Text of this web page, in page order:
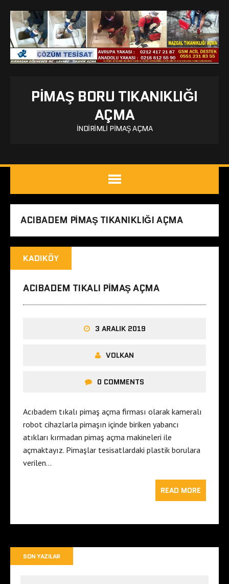
PIMAŞ BORU TIKANIKLIĞI
AÇMA
İNDIRIMLI PIMAŞ AÇMA
ACIBADEM PIMAŞ TIKANIKLIĞI AÇMA
KADIKÖY
ACIBADEM TIKALI PIMAŞ AÇMA
3 ARALIK 2019
VOLKAN
0 COMMENTS
Acıbadem tıkalı pimaş açma firması olarak kameralı
robot cihazlarla pimaşın içinde biriken yabancı
atıkları kırmadan pimaş açma makineleri ile
açmaktayız. Pimaşlar tesisatlardaki plastik borulara
verilen…
READ MORE
SON YAZILAR